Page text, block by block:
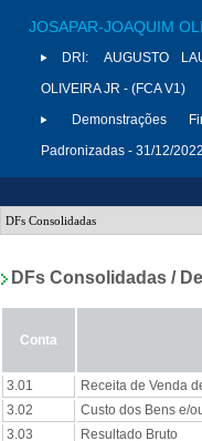
JOSAPAR-JOAQUIM
DRI:
AUGUSTO
OLIVEIRA JR - (FCA V1)
Demonstrações
Padronizadas - 31/12/